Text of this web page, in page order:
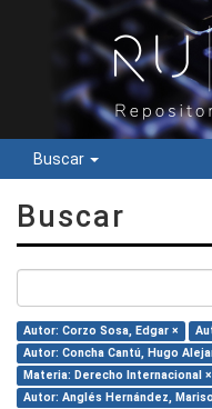
Buscar
Buscar
Autor: Corzo Sosa, Edgar ×
Autor: Concha Cantú, Hugo
Materia: Derecho Internacional ×
Autor: Anglés Hernández,